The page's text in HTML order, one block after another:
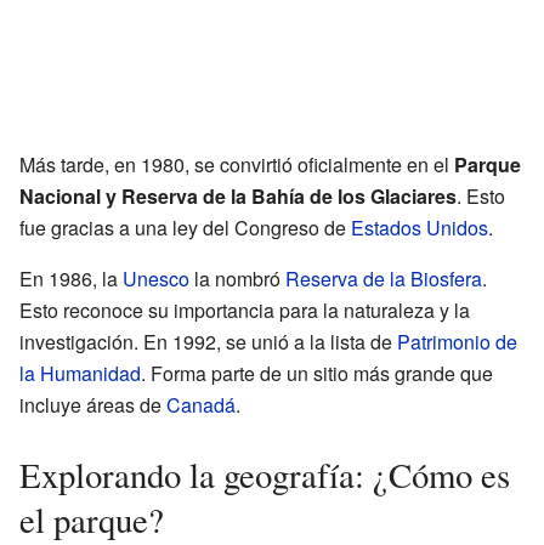
Más tarde, en 1980, se convirtió oficialmente en el Parque
Nacional y Reserva de la Bahía de los Glaciares. Esto
fue gracias a una ley del Congreso de Estados Unidos.
En 1986, la Unesco la nombró Reserva de la Biosfera.
Esto reconoce su importancia para la naturaleza y la
investigación. En 1992, se unió a la lista de Patrimonio de
la Humanidad. Forma parte de un sitio más grande que
incluye áreas deCanadá.
Explorando la geografía: ¿Cómo es
el parque?